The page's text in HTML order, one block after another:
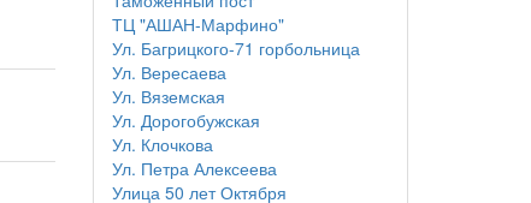
ТЦ "АШАН-Марфино"
Ул. Багрицкого-71 горбольница
Ул. Вересаева
Ул. Вяземская
Ул. Дорогобужская
Ул. Клочкова
Ул. Петра Алексеева
Улица 50 лет Октября